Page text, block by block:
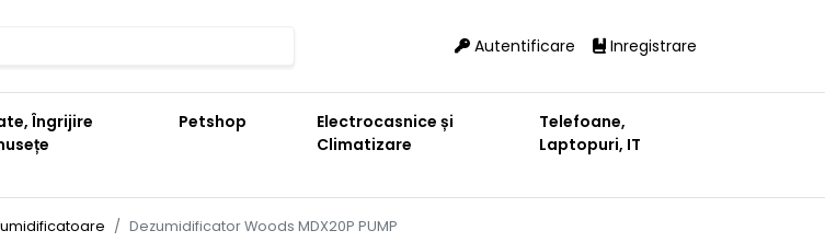
Autentificare Inregistrare
Îngrijire
Petshop
Electrocasnice și
Climatizare
Telefoane,
Laptopuri, IT
Dezumidificator Woods MDX20P PUMP